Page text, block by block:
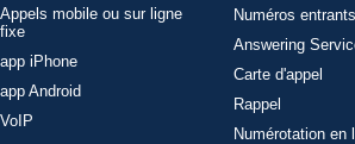
Appels mobile ou sur ligne
fixe
app iPhone
app Android
VoIP
Numéros entrants
Answering
Carte d'appel
Rappel
Numérotation en